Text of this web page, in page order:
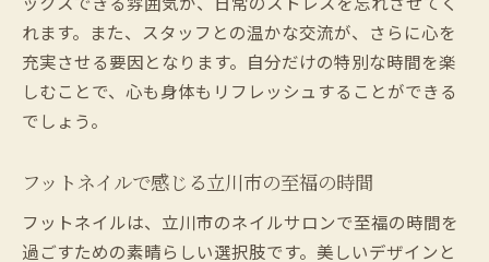
れます。また、スタッフとの温かな交流が、さらに心を
充実させる要因となります。自分だけの特別な時間を楽
しむことで、心も身体もリフレッシュすることができる
でしょう。
フットネイルで感じる立川市の至福の時間
フットネイルは、立川市のネイルサロンで至福の時間を
過ごすための素晴らしい選択肢です。美しいデザインと